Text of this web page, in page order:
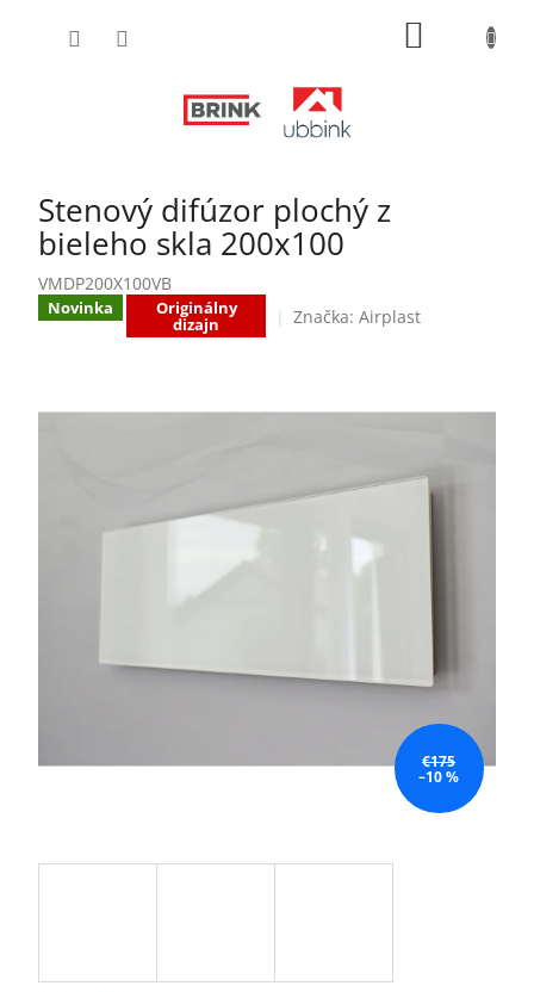
Stenový difúzor plochý z
bieleho skla 200x100
VMDP200X100VB
Novinka Originálny
dizajn Značka:Airplast
€175
–10 %